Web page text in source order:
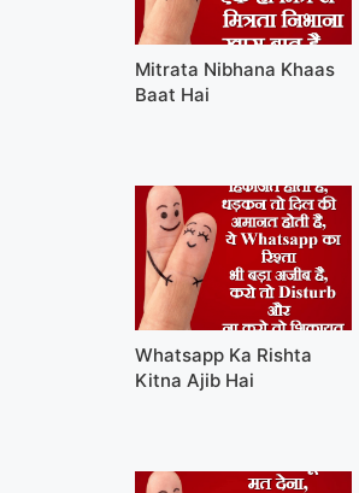
Mitrata Nibhana Khaas
Baat Hai
Whatsapp Ka Rishta
Kitna Ajib Hai